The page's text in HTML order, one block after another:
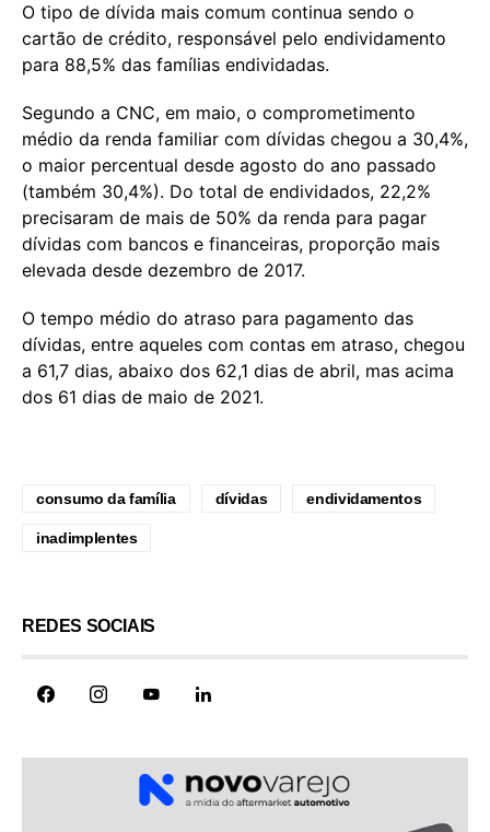
O tipo de dívida mais comum continua sendo o
cartão de crédito, responsável pelo endividamento
para 88,5% das famílias endividadas.
Segundo a CNC, em maio, o comprometimento
médio da renda familiar com dívidas chegou a 30,4%,
o maior percentual desde agosto do ano passado
(também 30,4%). Do total de endividados, 22,2%
precisaram de mais de 50% da renda para pagar
dívidas com bancos e financeiras, proporção mais
elevada desde dezembro de 2017.
O tempo médio do atraso para pagamento das
dívidas, entre aqueles com contas em atraso, chegou
a 61,7 dias, abaixo dos 62,1 dias de abril, mas acima
dos 61 dias de maio de 2021.
consumo da família dívidas endividamentos
inadimplentes
REDES SOCIAIS